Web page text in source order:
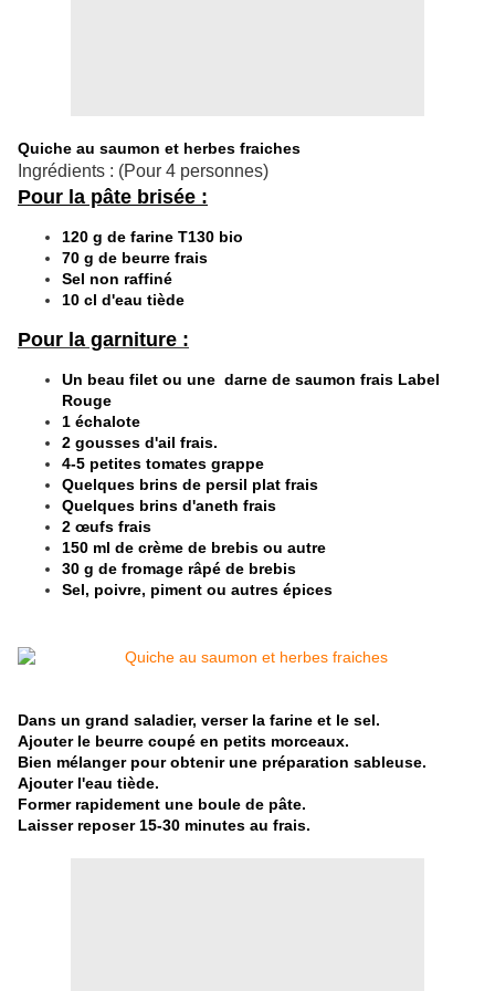
Quiche au saumon et herbes fraiches
Ingrédients : (Pour 4 personnes)
Pour la pâte brisée :
120 g de farine T130 bio
70 g de beurre frais
Sel non raffiné
10 cl d'eau tiède
Pour la garniture :
Un beau filet ou une darne de saumon frais Label
Rouge
1 échalote
2 gousses d'ail frais.
4-5 petites tomates grappe
Quelques brins de persil plat frais
Quelques brins d'aneth frais
2 œufs frais
150 ml de crème de brebis ou autre
30 g de fromage râpé de brebis
Sel, poivre, piment ou autres épices
Dans un grand saladier, verser la farine et le sel.
Ajouter le beurre coupé en petits morceaux.
Bien mélanger pour obtenir une préparation sableuse.
Ajouter l'eau tiède.
Former rapidement une boule de pâte.
Laisser reposer 15-30 minutes au frais.